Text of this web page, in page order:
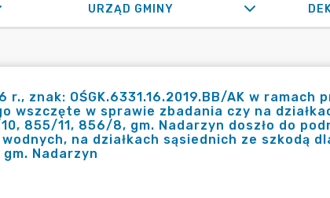
URZĄD GMINY
znak: OŚGK.6331.16.2019.BB/AK w ramach
wszczęte w sprawie zbadania czy na
855/11, 856/8, gm. Nadarzyn doszło do
na działkach sąsiednich ze szkodą
Nadarzyn